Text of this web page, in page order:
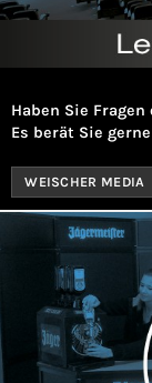
Haben Sie
Es berät Sie
WEISCHER MEDIA